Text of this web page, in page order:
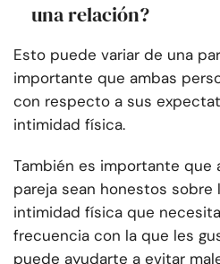
una relación?
Esto puede variar de una
importante que ambas
con respecto a sus
intimidad física.
También es importante que
pareja sean honestos sobre
intimidad física que
frecuencia con la que les
puede ayudarte a evitar